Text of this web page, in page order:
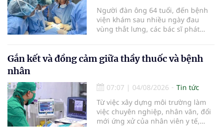
ngày 1/8 tại Bệnh viện Đại học
quốc tế Hồng Bàng.
Người đàn ông 64 tuổi, đến bệnh
viện khám sau nhiều ngày đau
vùng thắt lưng, các bác sĩ phát
biểu mô tế bào thận. Với khối u còn
ở giai đoạn sớm, người bệnh được
bằng phẫu thuật robot thay vì phải
cắt bỏ toàn bộ quả thận như trước
đây.
Gắn kết và đồng cảm giữa thầy thuốc và bệnh
nhân
07:07 | 04/08/2026
Tin tức
Từ việc xây dựng môi trường làm
việc chuyên nghiệp, nhân văn, đổi
mới ứng xử của nhân viên y tế,